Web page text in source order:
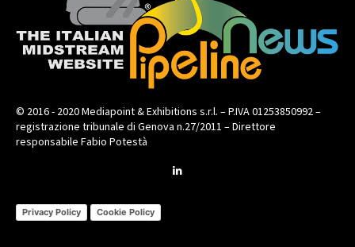
© 2016 - 2020 Mediapoint & Exhibitions s.r.l. – P.IVA 01253850992 –
registrazione tribunale di Genova n.27/2011 – Direttore
responsabile Fabio Potestà
Privacy Policy Cookie Policy